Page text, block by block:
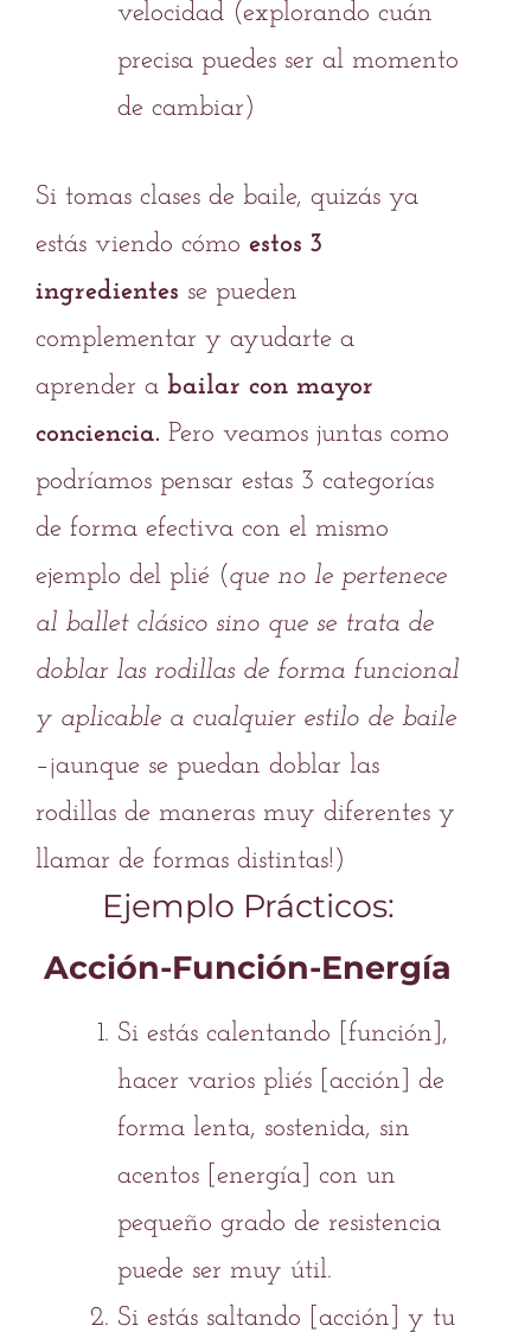
velocidad (explorando cuán
precisa puedes ser al momento
de cambiar)
Si tomas clases de baile, quizás ya
estás viendo cómo estos 3
ingredientes se pueden
complementar y ayudarte a
aprender a bailar con mayor
conciencia. Pero veamos juntas como
podríamos pensar estas 3 categorías
de forma efectiva con el mismo
ejemplo del plié (que no le pertenece
al ballet clásico sino que se trata de
doblar las rodillas de forma funcional
y aplicable a cualquier estilo de baile
–¡aunque se puedan doblar las
rodillas de maneras muy diferentes y
llamar de formas distintas!)
Ejemplo Prácticos:
Acción-Función-Energía
Si estás calentando [función],
hacer varios pliés [acción] de
forma lenta, sostenida, sin
acentos [energía] con un
pequeño grado de resistencia
puede ser muy útil.
Si estás saltando [acción] y tu